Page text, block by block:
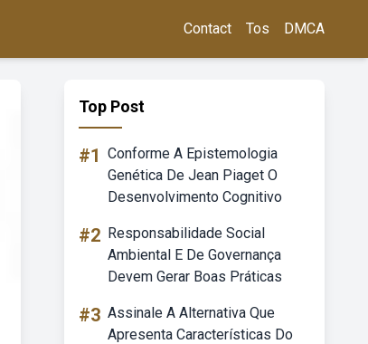
Contact Tos DMCA
Top Post
#1 Conforme A Epistemologia
Genética De Jean Piaget O
Desenvolvimento Cognitivo
#2 Responsabilidade Social
Ambiental E De Governança
Devem Gerar Boas Práticas
#3 Assinale A Alternativa Que
Apresenta Características Do